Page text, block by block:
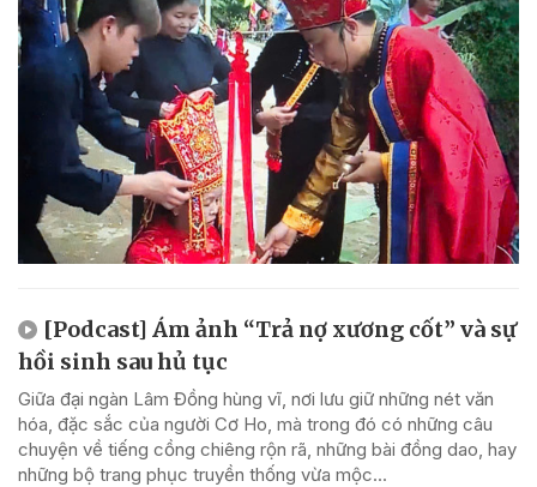
[Podcast] Ám ảnh “Trả nợ xương cốt” và sự
hồi sinh sau hủ tục
Giữa đại ngàn Lâm Đồng hùng vĩ, nơi lưu giữ những nét văn
hóa, đặc sắc của người Cơ Ho, mà trong đó có những câu
chuyện về tiếng cồng chiêng rộn rã, những bài đồng dao, hay
những bộ trang phục truyền thống vừa mộc...